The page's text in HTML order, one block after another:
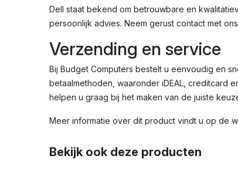
Dell staat bekend om betrouwbare en
persoonlijk advies. Neem gerust contact met
Verzending en service
Bij Budget Computers bestelt u eenvoudig en
betaalmethoden, waaronder iDEAL, creditcard
helpen u graag bij het maken van de juiste
Meer informatie over dit product vindt u op de
Bekijk ook deze producten